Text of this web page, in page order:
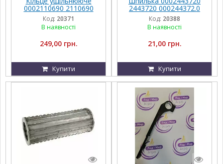
0002110690 2110690
000211069.0 211069.0
Claas
Код: 20371
В наявності
249,00 грн.
Купити
2443720 000244372.0
244372.0 Claas
Код: 20388
В наявності
21,00 грн.
Купити